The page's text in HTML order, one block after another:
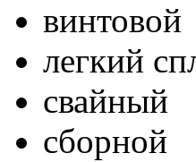
винтовой
легкий
свайный
сборной